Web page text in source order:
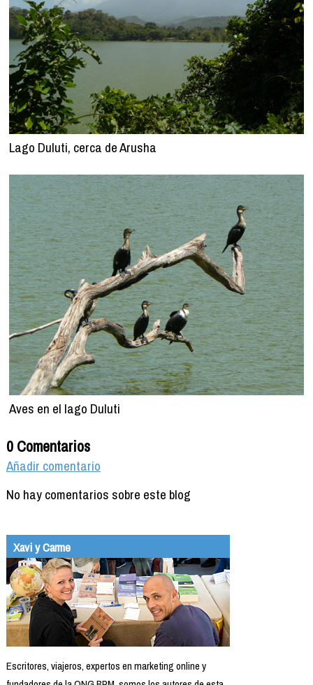
Lago Duluti, cerca de Arusha
Aves en el lago Duluti
0 Comentarios
Añadir comentario
No hay comentarios sobre este blog
Xavi y Carme
Escritores, viajeros, expertos en marketing online y